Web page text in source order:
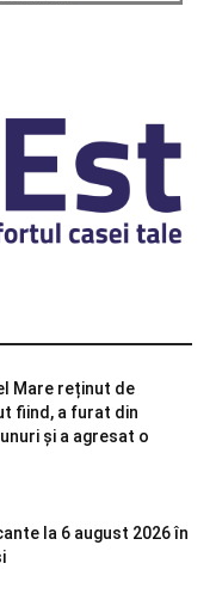
Mare reținut de
fiind, a furat din
și a agresat o
la 6 august 2026 în